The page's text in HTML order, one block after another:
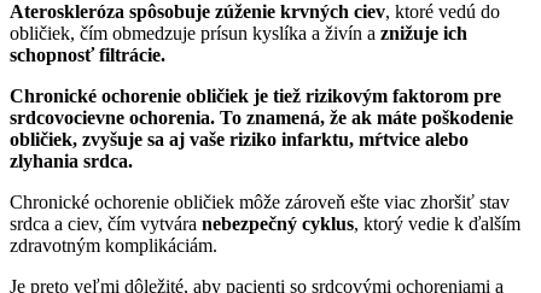
Ateroskleróza spôsobuje zúženie krvných ciev, ktoré vedú do
obličiek, čím obmedzuje prísun kyslíka a živín a znižuje ich
schopnosť filtrácie.
Chronické ochorenie obličiek je tiež rizikovým faktorom pre
srdcovocievne ochorenia. To znamená, že ak máte poškodenie
obličiek, zvyšuje sa aj vaše riziko infarktu, mŕtvice alebo
zlyhania srdca.
Chronické ochorenie obličiek môže zároveň ešte viac zhoršiť stav
srdca a ciev, čím vytvára nebezpečný cyklus, ktorý vedie k ďalším
zdravotným komplikáciám.
Je preto veľmi dôležité, aby pacienti so srdcovými ochoreniami a